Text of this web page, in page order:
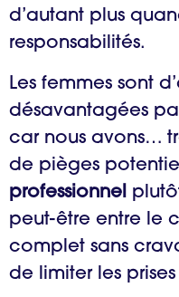
d’autant plus
responsabilités.
Les femmes sont
désavantagées
car nous avons…
de pièges
professionnel
peut-être entre le
complet sans
de limiter les